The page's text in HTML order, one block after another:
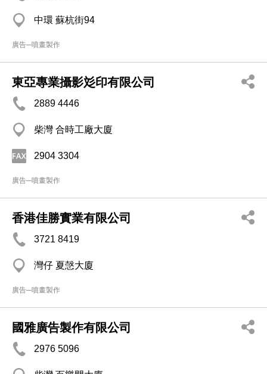
中環 蘇杭街94
廣告─噴畫製作
東亞專業攝影彣印有限公司
2889 4446
柴灣 合時工廠大廈
2904 3304
廣告─噴畫製作
香港佳勝實業有限公司
3721 8419
灣仔 夏愨大廈
廣告─噴畫製作
國雅廣告製作有限公司
2976 5096